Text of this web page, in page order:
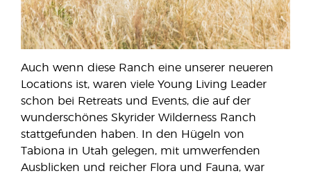
Auch wenn diese Ranch eine unserer neueren
Locations ist, waren viele Young Living Leader
schon bei Retreats und Events, die auf der
wunderschönes Skyrider Wilderness Ranch
stattgefunden haben. In den Hügeln von
Tabiona in Utah gelegen, mit umwerfenden
Ausblicken und reicher Flora und Fauna, war